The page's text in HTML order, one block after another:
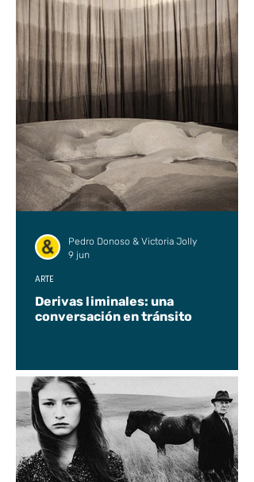
Derivas liminales: una
conversación en tránsito
ARTE
Pedro Donoso & Victoria Jolly
9 jun